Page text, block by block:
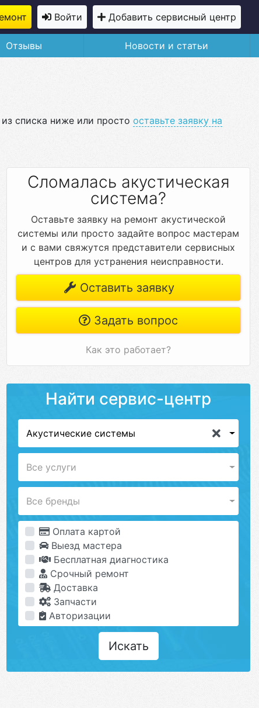
Войти Добавить сервисный центр
Отзывы Новости и статьи
списка ниже или просто оставьте заявку на
Сломалась акустическая
система?
Оставьте заявку на ремонт акустической
системы или просто задайте вопрос мастерам
и с вами свяжутся представители сервисных
центров для устранения неисправности.
Оставить заявку
Задать вопрос
Как это работает?
Найти сервис-центр
Акустические системы
Все услуги
Все бренды
Оплата картой
Выезд мастера
Бесплатная диагностика
Срочный ремонт
Доставка
Запчасти
Авторизации
Искать